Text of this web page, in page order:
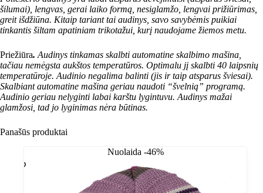
šilumai), lengvas, gerai laiko formą, nesiglamžo, lengvai prižiūrimas,
greit išdžiūna. Kitaip tariant tai audinys, savo savybėmis puikiai
tinkantis šiltam apatiniam trikotažui, kurį naudojame žiemos metu.
Priežiūra. Audinys tinkamas skalbti automatine skalbimo mašina,
tačiau nemėgsta aukštos temperatūros. Optimalu jį skalbti 40 laipsnių
temperatūroje. Audinio negalima balinti (jis ir taip atsparus šviesai).
Skalbiant automatine mašina geriau naudoti “švelnią” programą.
Audinio geriau nelyginti labai karštu lygintuvu. Audinys mažai
glamžosi, tad jo lyginimas nėra būtinas.
Panašūs produktai
Nuolaida -46%